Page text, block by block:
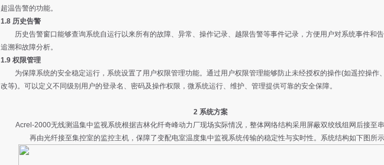
超温告警的功能。
1.8 历史告警
历史告警窗口能够查询系统自运行以来所有的故障、异常、操作记录、越限告警等事件记录，方便用户对系统事件和
追溯和故障分析。
1.9 权限管理
为保障系统的安全稳定运行，系统设置了用户权限管理功能。通过用户权限管理能够防止未经授权的操作(如遥控操作
改等)。可以定义不同级别用户的登录名、密码及操作权限，微系统运行、维护、管理提供可靠的安全保障。
2 系统方案
Acrel-2000无线测温集中监视系统根据吉林化纤奇峰动力厂现场实际情况，整体网络结构采用屏蔽双绞线组网后接至串
再由光纤接至集控室的监控主机，保障了变配电室温度集中监视系统传输的稳定性与实时性。系统结构如下图所示